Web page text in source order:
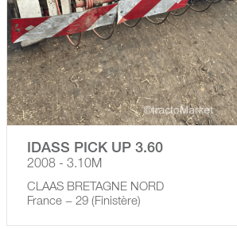
IDASS PICK UP 3.60
2008 - 3.10M
CLAAS BRETAGNE NORD
France − 29 (Finistère)